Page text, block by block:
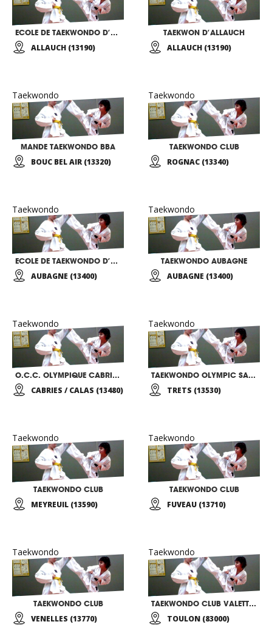
ECOLE DE TAEKWONDO D’ALLAUCH
ALLAUCH (13190)
TAEKWON D’ALLAUCH
ALLAUCH (13190)
Taekwondo
MANDE TAEKWONDO BBA
BOUC BEL AIR (13320)
Taekwondo
TAEKWONDO CLUB
ROGNAC (13340)
Taekwondo
ECOLE DE TAEKWONDO D’AUBAGNE
AUBAGNE (13400)
Taekwondo
TAEKWONDO AUBAGNE
AUBAGNE (13400)
Taekwondo
O.C.C. OLYMPIQUE CABRIES CALAS
CABRIES / CALAS (13480)
Taekwondo
TAEKWONDO OLYMPIC SANCTURY
TRETS (13530)
Taekwondo
TAEKWONDO CLUB
MEYREUIL (13590)
Taekwondo
TAEKWONDO CLUB
FUVEAU (13710)
Taekwondo
TAEKWONDO CLUB
VENELLES (13770)
Taekwondo
TAEKWONDO CLUB VALETTOIS
TOULON (83000)